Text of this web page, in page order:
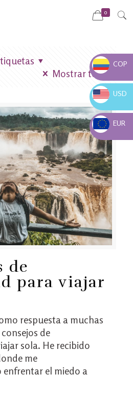
0
Mostrar todo
de
para viajar
respuesta a muchas
de
sola. He recibido
me
el miedo a
COP $
COP
USD $
USD
EUR €
EUR